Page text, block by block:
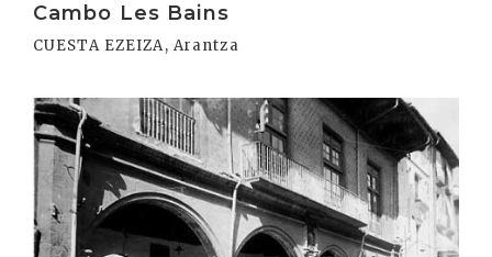
Cambo Les Bains
CUESTA EZEIZA, Arantza
Irakurri